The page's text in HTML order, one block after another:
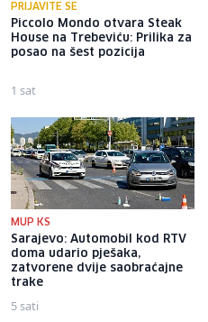
PRIJAVITE SE
Piccolo Mondo otvara Steak
House na Trebeviću: Prilika za
posao na šest pozicija
1 sat
MUP KS
Sarajevo: Automobil kod RTV
doma udario pješaka,
zatvorene dvije saobraćajne
trake
5 sati